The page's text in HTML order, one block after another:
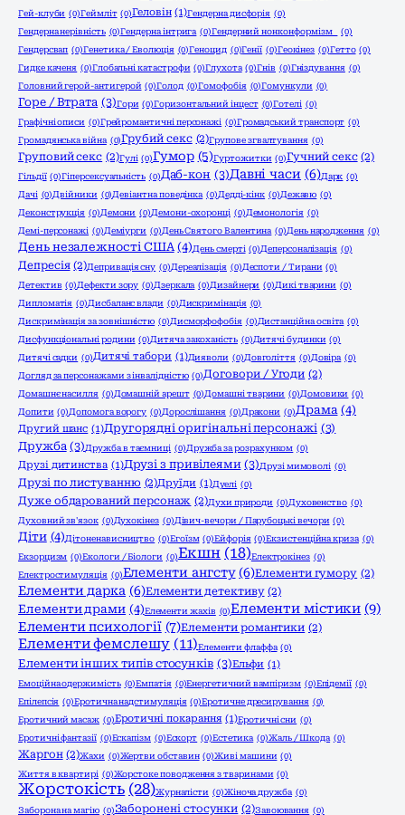
Гей-клуби (0)Геймліт (0)Геловін (1)Гендерна дисфорія (0)
Гендерна нерівність (0)Гендерна інтрига (0)Гендерний нонконформізм
(0)
Гендерсвап (0)Генетика / Еволюція (0)Геноцид (0)Генії (0)Геокінез (0)Гетто (0)
Гидке каченя (0)Глобальні катастрофи (0)Глухота (0)Гнів (0)Гніздування (0)
Головний герой-антигерой (0)Голод (0)Гомофобія (0)Гомункули (0)
Горе / Втрата (3)Гори (0)Горизонтальний інцест (0)Готелі (0)
Графічні описи (0)Грейромантичні персонажі (0)Громадський транспорт (0)
Громадянська війна (0)Грубий секс (2)Групове згвалтування (0)
Груповий секс (2)Гулі (0)Гумор (5)Гуртожитки (0)Гучний секс (2)
Гільдії (0)Гіперсексуальність (0)Даб-кон (3)Давні часи (6)Дарк (0)
Дачі (0)Двійники (0)Девіантна поведінка (0)Дедді-кінк (0)Дежавю (0)
Деконструкція (0)Демони (0)Демони-охоронці (0)Демонологія (0)
Демі-персонажі (0)Деміурги (0)День Святого Валентина (0)День народження (0)
День незалежності США (4)День смерті (0)Деперсоналізація (0)
Депресія (2)Депривація сну (0)Дереалізація (0)Деспоти / Тирани (0)
Детектив (0)Дефекти зору (0)Дзеркала (0)Дизайнери (0)Дикі тварини (0)
Дипломатія (0)Дисбаланс влади (0)Дискримінація (0)
Дискримінація за зовнішністю (0)Дисморфофобія (0)Дистанційна освіта (0)
Дисфункціональні родини (0)Дитяча закоханість (0)Дитячі будинки (0)
Дитячі садки (0)Дитячі табори (1)Дияволи (0)Довголіття (0)Довіра (0)
Догляд за персонажами з інвалідністю (0)Договори / Угоди (2)
Домашнє насилля (0)Домашній арешт (0)Домашні тварини (0)Домовики (0)
Допити (0)Допомога ворогу (0)Дорослішання (0)Дракони (0)Драма (4)
Другий шанс (1)Другорядні оригінальні персонажі (3)
Дружба (3)Дружба в таємниці (0)Дружба за розрахунком (0)
Друзі дитинства (1)Друзі з привілеями (3)Друзі мимоволі (0)
Друзі по листуванню (2)Друїди (1)Дуелі (0)
Дуже обдарований персонаж (2)Духи природи (0)Духовенство (0)
Духовний зв'язок (0)Духокінез (0)Дівич-вечори / Парубоцькі вечори (0)
Діти (4)Дітоненависництво (0)Егоїзм (0)Ейфорія (0)Екзистенційна криза (0)
Екзорцизм (0)Екологи / Біологи (0)Екшн (18)Електрокінез (0)
Електростимуляція (0)Елементи ангсту (6)Елементи гумору (2)
Елементи дарка (6)Елементи детективу (2)
Елементи драми (4)Елементи жахів (0)Елементи містики (9)
Елементи психології (7)Елементи романтики (2)
Елементи фемслешу (11)Елементи флаффа (0)
Елементи інших типів стосунків (3)Ельфи (1)
Емоційна одержимість (0)Емпатія (0)Енергетичний вампіризм (0)Епідемії (0)
Епілепсія (0)Еротична надстимуляція (0)Еротичне дресирування (0)
Еротичний масаж (0)Еротичні покарання (1)Еротичні сни (0)
Еротичні фантазії (0)Ескапізм (0)Ескорт (0)Естетика (0)Жаль / Шкода (0)
Жаргон (2)Жахи (0)Жертви обставин (0)Живі машини (0)
Життя в квартирі (0)Жорстоке поводження з тваринами (0)
Жорстокість (28)Журналісти (0)Жіноча дружба (0)
Заборона на магію (0)Заборонені стосунки (2)Завоювання (0)